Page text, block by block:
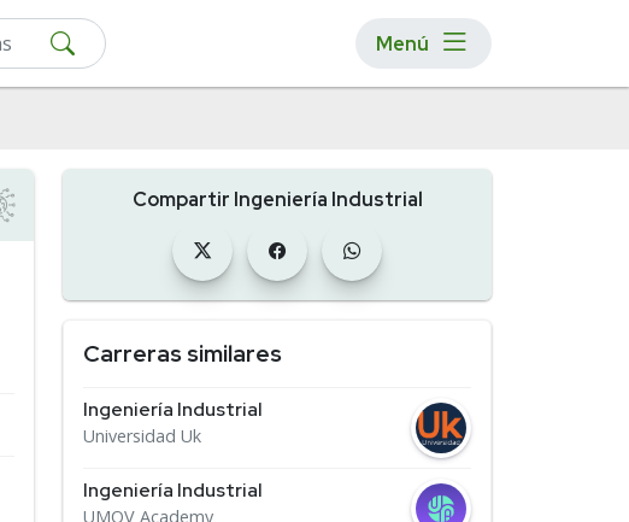
Menú
Compartir Ingeniería Industrial
Carreras similares
Ingeniería Industrial
Universidad Uk
Ingeniería Industrial
UMOV Academy